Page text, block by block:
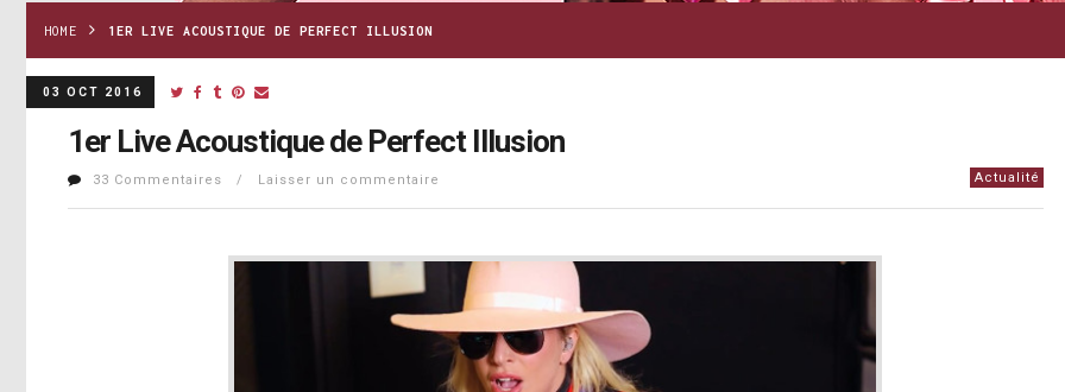
HOME 1ER LIVE ACOUSTIQUE DE PERFECT ILLUSION
03 OCT 2016
1er Live Acoustique de Perfect Illusion
33 Commentaires / Laisser un commentaire Actualité